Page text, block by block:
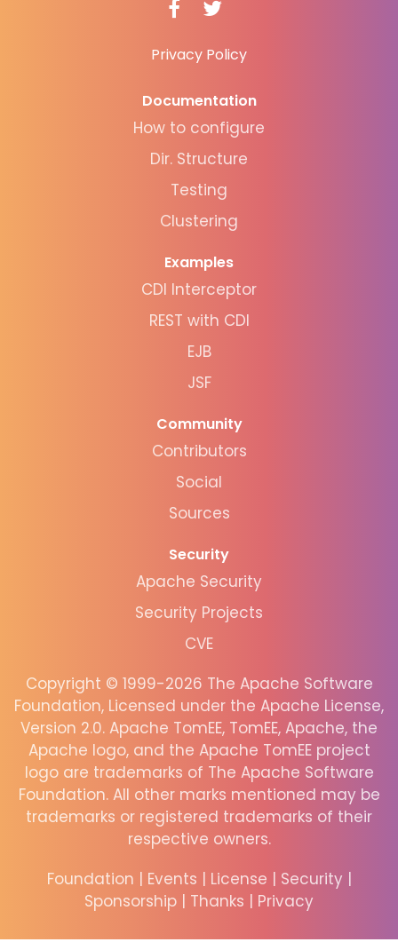
Privacy Policy
Documentation
How to configure
Dir. Structure
Testing
Clustering
Examples
CDI Interceptor
REST with CDI
EJB
JSF
Community
Contributors
Social
Sources
Security
Apache Security
Security Projects
CVE
Copyright © 1999-2026 The Apache Software
Foundation, Licensed under the Apache License,
Version 2.0. Apache TomEE, TomEE, Apache, the
Apache logo, and the Apache TomEE project
logo are trademarks of The Apache Software
Foundation. All other marks mentioned may be
trademarks or registered trademarks of their
respective owners.
Foundation | Events | License | Security |
Sponsorship | Thanks | Privacy